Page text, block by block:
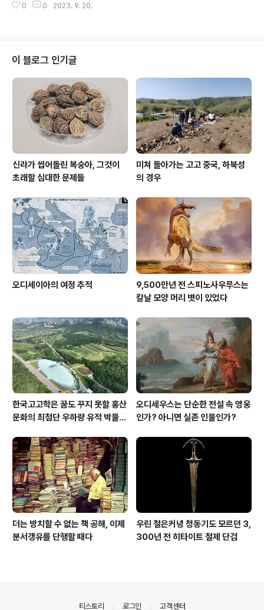
남게 되는데, 당시 학병장교라는 건 요즘으로 치면 딱 학군
예과나 전문부는 당시 조선에 있었던 연희전문, 보성전문
면 기존의 전문학교 졸업생이 졸업할 때까지 한시적으로
운영하는 학교였다. 그런데 이게 의외로 짭잘하다는 것을
눈치챈 사립대학들은 전문부를 그냥 정식과정으로 대학에
남겨버렸다. 와세다, 메이지, 주오, 게이오 모두 전문과가
있었다. 이 때문에 일제시대 명사들 프로필에서, 모모 고보
졸업 후 일본 대학 졸업. 이렇게 나..
0 0 2023. 9. 20.
이 블로그 인기글
신라가 씹어돌린 복숭아, 그것이
초래할 심대한 문제들
미쳐 돌아가는 고고 중국, 하북성
의 경우
오디세이아의 여정 추적
9,500만년 전 스피노사우루스는
칼날 모양 머리 볏이 있었다
한국고고학은 꿈도 꾸지 못할 홍산
문화의 최첨단 우하량 유적 박물관
오디세우스는 단순한 전설 속 영웅
인가? 아니면 실존 인물인가?
더는 방치할 수 없는 책 공해, 이제
분서갱유를 단행할 때다
우린 철은커녕 청동기도 모르던 3,
300년 전 히타이트 철제 단검
티스토리 로그인 고객센터